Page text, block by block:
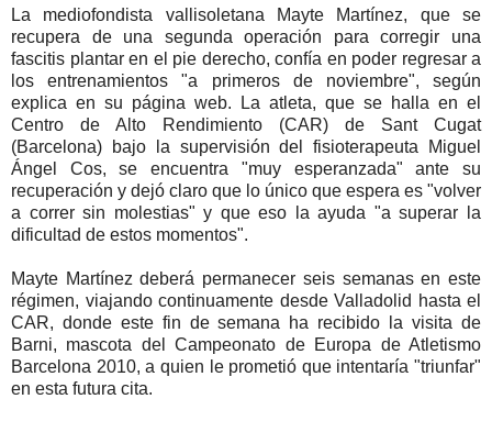
La mediofondista vallisoletana Mayte Martínez, que se
recupera de una segunda operación para corregir una
fascitis plantar en el pie derecho, confía en poder regresar a
los entrenamientos "a primeros de noviembre", según
explica en su página web. La atleta, que se halla en el
Centro de Alto Rendimiento (CAR) de Sant Cugat
(Barcelona) bajo la supervisión del fisioterapeuta Miguel
Ángel Cos, se encuentra "muy esperanzada" ante su
recuperación y dejó claro que lo único que espera es "volver
a correr sin molestias" y que eso la ayuda "a superar la
dificultad de estos momentos".
Mayte Martínez deberá permanecer seis semanas en este
régimen, viajando continuamente desde Valladolid hasta el
CAR, donde este fin de semana ha recibido la visita de
Barni, mascota del Campeonato de Europa de Atletismo
Barcelona 2010, a quien le prometió que intentaría "triunfar"
en esta futura cita.